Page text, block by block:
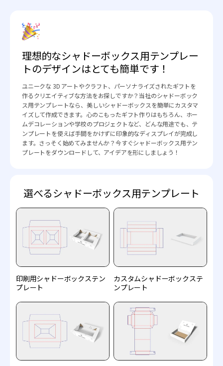
理想的なシャドーボックス用テンプレー
トのデザインはとても簡単です！
ユニークな 3D アートやクラフト、パーソナライズされたギフトを
作るクリエイティブな方法をお探しですか？当社のシャドーボック
ス用テンプレートなら、美しいシャドーボックスを簡単にカスタマ
イズして作成できます。心のこもったギフト作りはもちろん、ホー
ムデコレーションや学校のプロジェクトなど、どんな用途でも、テ
ンプレートを使えば手間をかけずに印象的なディスプレイが完成し
ます。さっそく始めてみませんか？今すぐシャドーボックス用テン
プレートをダウンロードして、アイデアを形にしましょう！
選べるシャドーボックス用テンプレート
印刷用シャドーボックステン
プレート
カスタムシャドーボックステ
ンプレート